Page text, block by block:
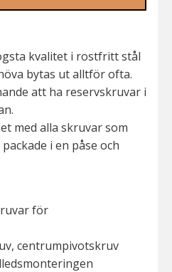
kvalitet i rostfritt stål
bytas ut alltför ofta.
att ha reservskruvar i
med alla skruvar som
i en påse och
för
centrumpivotskruv